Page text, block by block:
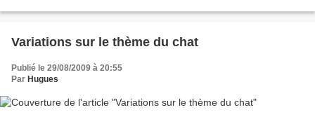
Variations sur le thème du chat
Publié le 29/08/2009 à 20:55
Par Hugues